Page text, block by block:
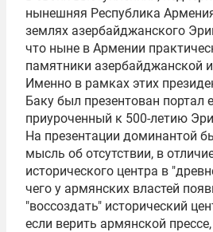
нынешняя Республика
землях азербайджанского
что ныне в Армении
памятники азербайджанской
Именно в рамках этих
Баку был презентован портал
приуроченный к 500-летию
На презентации доминантой
мысль об отсутствии, в
исторического центра в
чего у армянских властей
"воссоздать" исторический
если верить армянской